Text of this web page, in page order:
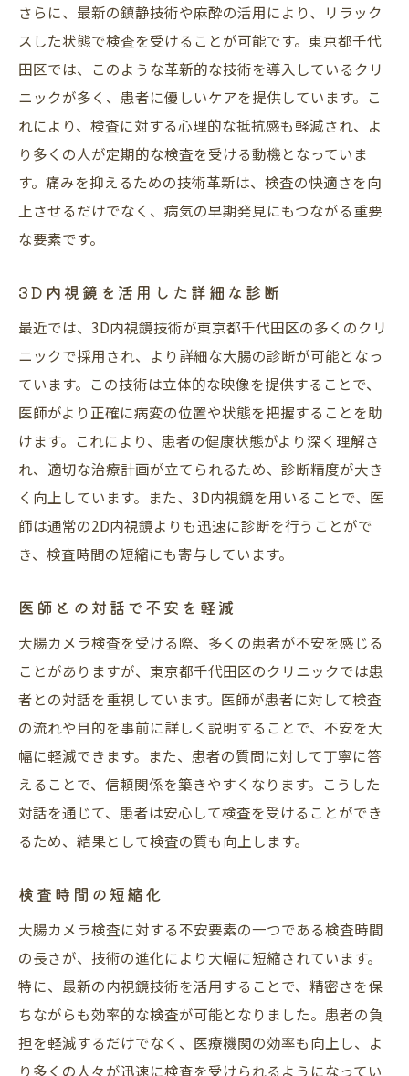
さらに、最新の鎮静技術や麻酔の活用により、リラック
スした状態で検査を受けることが可能です。東京都千代
田区では、このような革新的な技術を導入しているクリ
ニックが多く、患者に優しいケアを提供しています。こ
れにより、検査に対する心理的な抵抗感も軽減され、よ
り多くの人が定期的な検査を受ける動機となっていま
す。痛みを抑えるための技術革新は、検査の快適さを向
上させるだけでなく、病気の早期発見にもつながる重要
な要素です。
3D内視鏡を活用した詳細な診断
最近では、3D内視鏡技術が東京都千代田区の多くのクリ
ニックで採用され、より詳細な大腸の診断が可能となっ
ています。この技術は立体的な映像を提供することで、
医師がより正確に病変の位置や状態を把握することを助
けます。これにより、患者の健康状態がより深く理解さ
れ、適切な治療計画が立てられるため、診断精度が大き
く向上しています。また、3D内視鏡を用いることで、医
師は通常の2D内視鏡よりも迅速に診断を行うことがで
き、検査時間の短縮にも寄与しています。
医師との対話で不安を軽減
大腸カメラ検査を受ける際、多くの患者が不安を感じる
ことがありますが、東京都千代田区のクリニックでは患
者との対話を重視しています。医師が患者に対して検査
の流れや目的を事前に詳しく説明することで、不安を大
幅に軽減できます。また、患者の質問に対して丁寧に答
えることで、信頼関係を築きやすくなります。こうした
対話を通じて、患者は安心して検査を受けることができ
るため、結果として検査の質も向上します。
検査時間の短縮化
大腸カメラ検査に対する不安要素の一つである検査時間
の長さが、技術の進化により大幅に短縮されています。
特に、最新の内視鏡技術を活用することで、精密さを保
ちながらも効率的な検査が可能となりました。患者の負
担を軽減するだけでなく、医療機関の効率も向上し、よ
り多くの人々が迅速に検査を受けられるようになってい